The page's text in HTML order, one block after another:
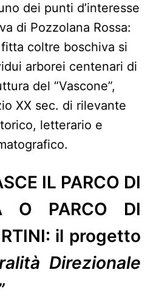
dei punti d’interesse
di Pozzolana Rossa:
coltre boschiva si
arborei centenari di
del “Vascone”,
XX sec. di rilevante
letterario e
IL PARCO DI
O PARCO DI
il progetto
Direzionale